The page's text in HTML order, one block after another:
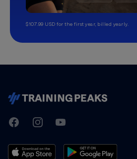
$107.99 USD for the first year, billed yearly.
TrainingPeaks
FacebookInstagramYoutube